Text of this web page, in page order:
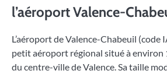
l’aéroport Valence-
L’aéroport de Valence-Chabeuil (code
petit aéroport régional situé à environ
du centre-ville de Valence. Sa taille